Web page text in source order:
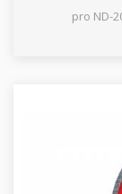
pro ND-